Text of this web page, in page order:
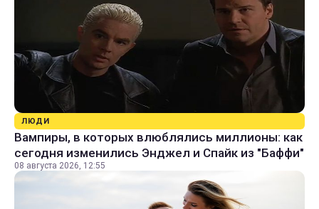
ЛЮДИ
Вампиры, в которых влюблялись миллионы: как
сегодня изменились Энджел и Спайк из "Баффи"
08 августа 2026, 12:55